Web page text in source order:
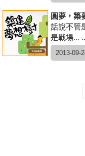
圓夢，築
話說不管
是戰場...
2013-09-